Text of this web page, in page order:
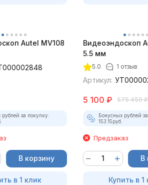
Autel MV108
рублей за покупку:
В корзину
в 1 клик
Видеоэндоскоп
5.5 мм
5.0 1 отзыв
Артикул:
5 100 ₽ 575 450 ₽
Бонусных рублей
153.15руб.
Предзаказ
В
Купить в 1